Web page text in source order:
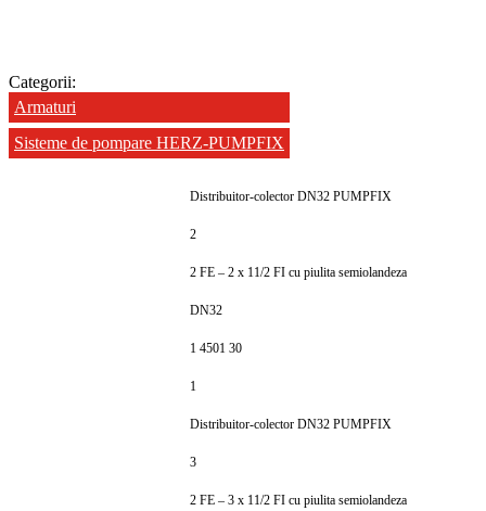
Categorii:
Armaturi
Sisteme de pompare HERZ-PUMPFIX
Distribuitor-colector DN32 PUMPFIX
2
2 FE – 2 x 11/2 FI cu piulita semiolandeza
DN32
1 4501 30
1
Distribuitor-colector DN32 PUMPFIX
3
2 FE – 3 x 11/2 FI cu piulita semiolandeza